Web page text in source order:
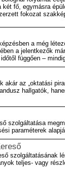
fő, egymásra
fokozat
a még
a jelentkezők
függően –
akár az „oktatási
hallgatók,
szolgáltatása
paraméterek
szolgáltatásának
teljes- vagy